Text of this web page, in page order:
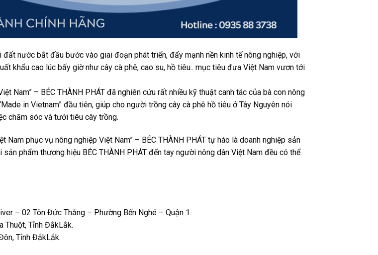
nước bắt đầu bước vào giai đoạn phát triển, đẩy mạnh nền kinh tế nông nghiệp, với
khẩu cao lúc bấy giờ như cây cà phê, cao su, hồ tiêu.. mục tiêu đưa Việt Nam vươn tới
Nam” – BÉC THÀNH PHÁT đã nghiên cứu rất nhiều kỹ thuật canh tác của bà con nông
in Vietnam” đầu tiên, giúp cho người trồng cây cà phê hồ tiêu ở Tây Nguyên nói
chăm sóc và tưới tiêu cây trồng.
Nam phục vụ nông nghiệp Việt Nam” – BÉC THÀNH PHÁT tự hào là doanh nghiệp sản
phẩm thương hiệu BÉC THÀNH PHÁT đến tay người nông dân Việt Nam đều có thể
– 02 Tôn Đức Thắng – Phường Bến Nghé – Quận 1.
Thuột, Tỉnh ĐắkLắk.
Tỉnh ĐắkLắk.